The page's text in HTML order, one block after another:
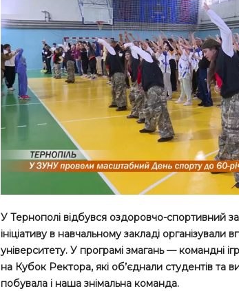
У Тернополі відбувся оздоровчо-спортивний
ініціативу в навчальному закладі
університету. У програмі змагань — командні
на Кубок Ректора, які об’єднали студентів та
побувала і наша знімальна команда.